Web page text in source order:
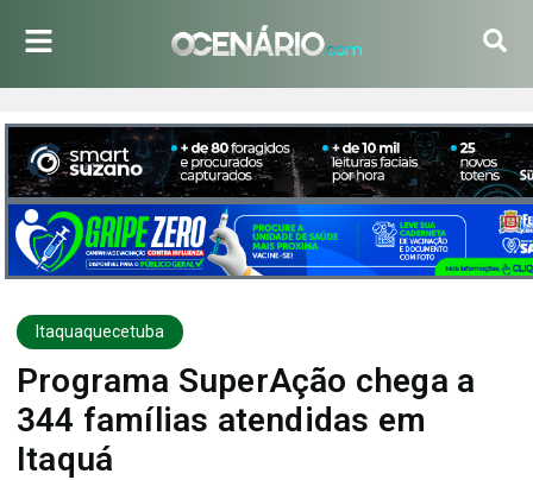
Itaquaquecetuba
Programa SuperAção chega a
344 famílias atendidas em
Itaquá